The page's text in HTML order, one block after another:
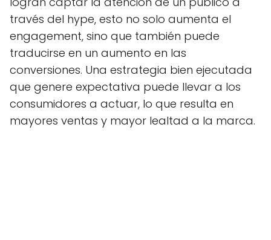
través del hype, esto no solo aumenta el
engagement, sino que también puede
traducirse en un aumento en las
conversiones. Una estrategia bien ejecutada
que genere expectativa puede llevar a los
consumidores a actuar, lo que resulta en
mayores ventas y mayor lealtad a la marca.